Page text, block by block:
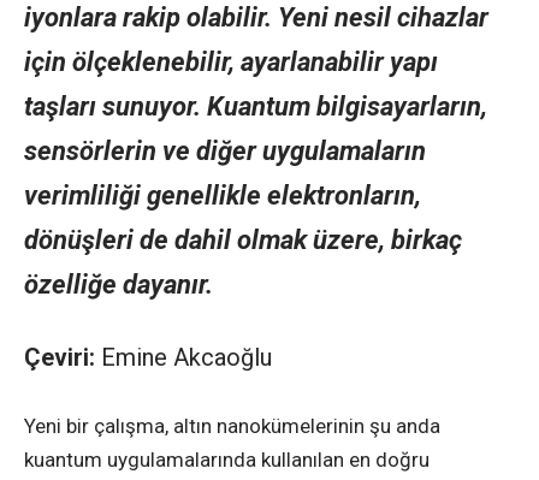
iyonlara rakip olabilir. Yeni nesil cihazlar
için ölçeklenebilir, ayarlanabilir yapı
taşları sunuyor. Kuantum bilgisayarların,
sensörlerin ve diğer uygulamaların
verimliliği genellikle elektronların,
dönüşleri de dahil olmak üzere, birkaç
özelliğe dayanır.
Çeviri: Emine Akcaoğlu
Yeni bir çalışma, altın nanokümelerinin şu anda
kuantum uygulamalarında kullanılan en doğru